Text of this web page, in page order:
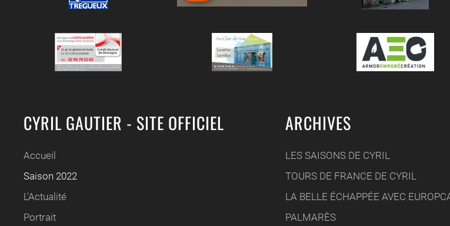
CYRIL GAUTIER - SITE OFFICIEL
Accueil
Saison 2022
L'Actualité
Portrait
ARCHIVES
LES SAISONS DE CYRIL
TOURS DE FRANCE DE CYRIL
LA BELLE ÉCHAPPÉE AVEC
PALMARÈS